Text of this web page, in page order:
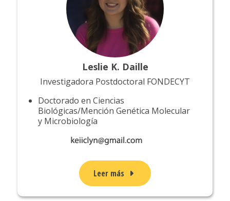
Leslie K. Daille
Investigadora Postdoctoral FONDECYT
Doctorado en Ciencias
Biológicas/Mención Genética Molecular
y Microbiología
Leer más